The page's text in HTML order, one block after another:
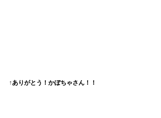
↑ありがとう！かぼちゃさん！！